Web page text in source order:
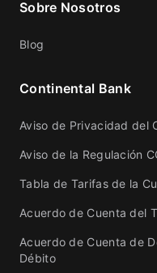
Sobre Nosotros
Blog
Continental Bank
Aviso de Privacidad del
Aviso de la Regulación
Tabla de Tarifas de la
Acuerdo de Cuenta del
Acuerdo de Cuenta de
Débito